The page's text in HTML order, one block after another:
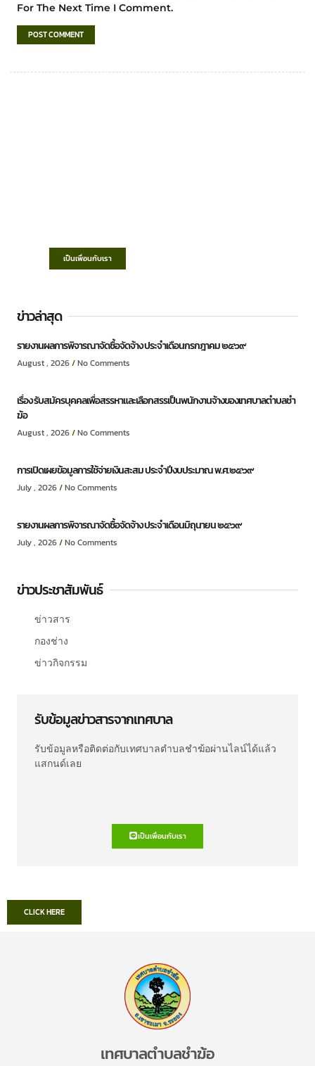
For The Next Time I Comment.
เป็นเพื่อนกับเรา
ข่าวล่าสุด
รายงานผลการพิจารณาจัดซื้อจัดจ้าง ประจำเดือนกรกฎาคม ๒๕๖๙
August , 2026 No Comments
เรื่อง รับสมัครบุคคลเพื่อสรรหาและเลือกสรรเป็นพนักงานจ้างของเทศบาลตำบลชำ
ฆ้อ
August , 2026 No Comments
การเปิดเผยข้อมูลการใช้จ่ายเงินสะสม ประจำปีงบประมาณ พ.ศ.๒๕๖๙
July , 2026 No Comments
รายงานผลการพิจารณาจัดซื้อจัดจ้าง ประจำเดือนมิถุนายน ๒๕๖๙
July , 2026 No Comments
ข่าวประชาสัมพันธ์
ข่าวสาร
กองช่าง
ข่าวกิจกรรม
รับข้อมูลข่าวสารจากเทศบาล
รับข้อมูลหรือติดต่อกับเทศบาลตำบลชำฆ้อผ่านไลน์ได้แล้ว
แสกนด์เลย
เป็นเพื่อนกับเรา
CLICK HERE
เทศบาลตำบลชำฆ้อ